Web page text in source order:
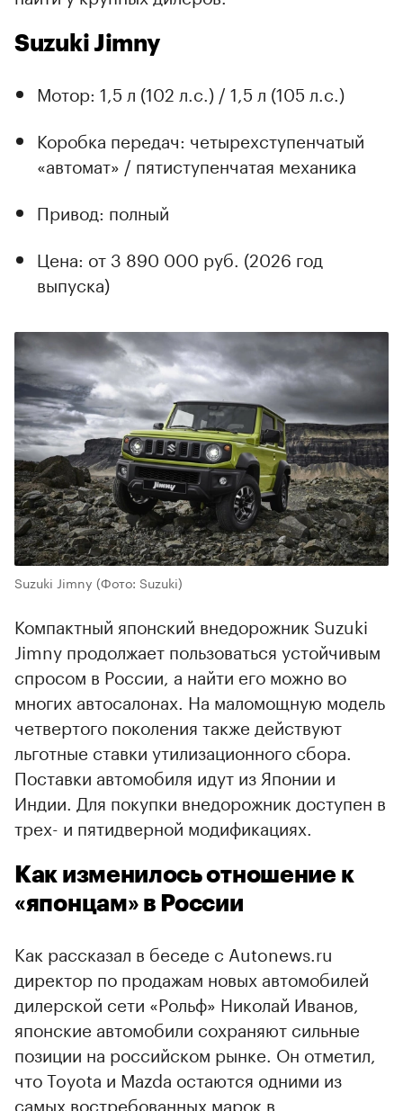
Suzuki Jimny
Мотор: 1,5 л (102 л.с.) / 1,5 л (105 л.с.)
Коробка передач: четырехступенчатый
«автомат» / пятиступенчатая механика
Привод: полный
Цена: от 3 890 000 руб. (2026 год
выпуска)
Suzuki Jimny (Фото: Suzuki)
Компактный японский внедорожник Suzuki
Jimny продолжает пользоваться устойчивым
спросом в России, а найти его можно во
многих автосалонах. На маломощную модель
четвертого поколения также действуют
льготные ставки утилизационного сбора.
Поставки автомобиля идут из Японии и
Индии. Для покупки внедорожник доступен в
трех- и пятидверной модификациях.
Как изменилось отношение к
«японцам» в России
Как рассказал в беседе с Autonews.ru
директор по продажам новых автомобилей
дилерской сети «Рольф» Николай Иванов,
японские автомобили сохраняют сильные
позиции на российском рынке. Он отметил,
что Toyota и Mazda остаются одними из
самых востребованных марок в